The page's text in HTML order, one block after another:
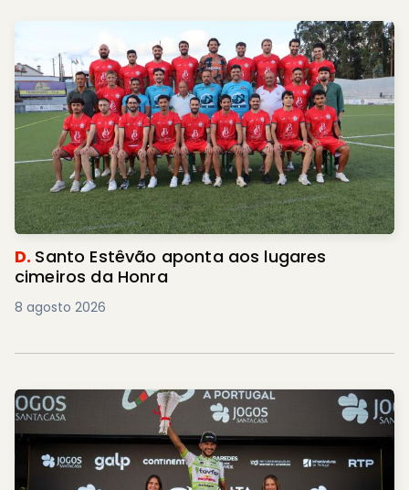
D. Santo Estêvão aponta aos lugares
cimeiros da Honra
8 agosto 2026